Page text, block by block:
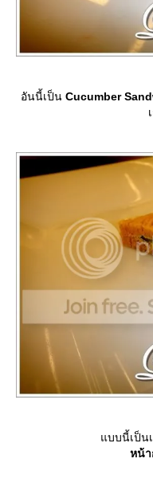
อันนี้เป็น Cucumber
บบนี้เป็น
หน้า